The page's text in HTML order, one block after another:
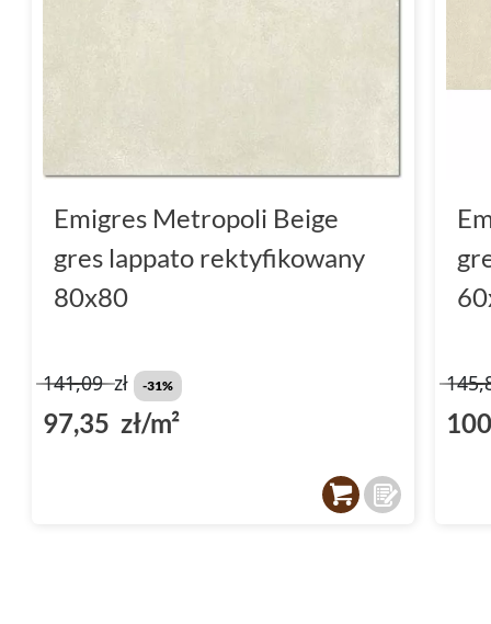
Emigres Metropoli Beige
gres lappato rektyfikowany
80x80
141,09zł -31%
97,35 zł/m²